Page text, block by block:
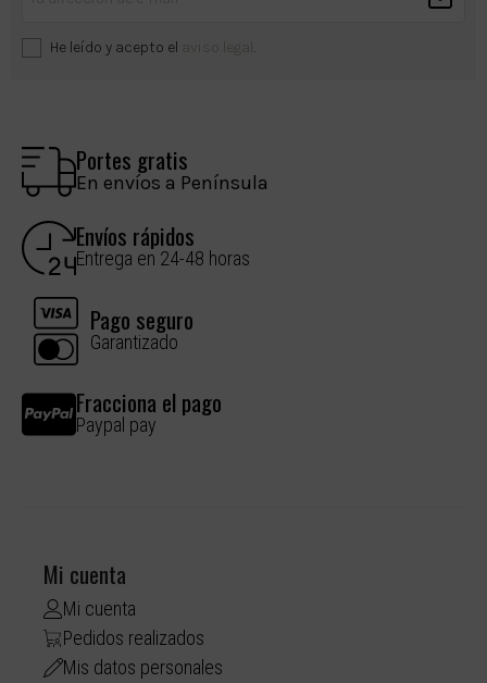
He leído y acepto el aviso legal .
Portes gratis
En envíos a Península
Envíos rápidos
Entrega en 24-48 horas
Pago seguro
Garantizado
Fracciona el pago
Paypal pay
Mi cuenta
Mi cuenta
Pedidos realizados
Mis datos personales